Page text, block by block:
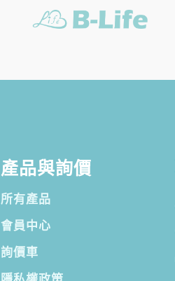
產品與詢價
所有產品
會員中心
詢價車